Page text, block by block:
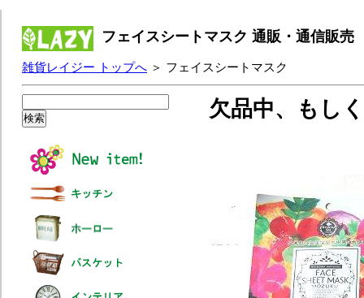
フェイスシートマスク 通販・通信販売
雑貨レイジー トップへ ＞ フェイスシートマスク
欠品中、もし